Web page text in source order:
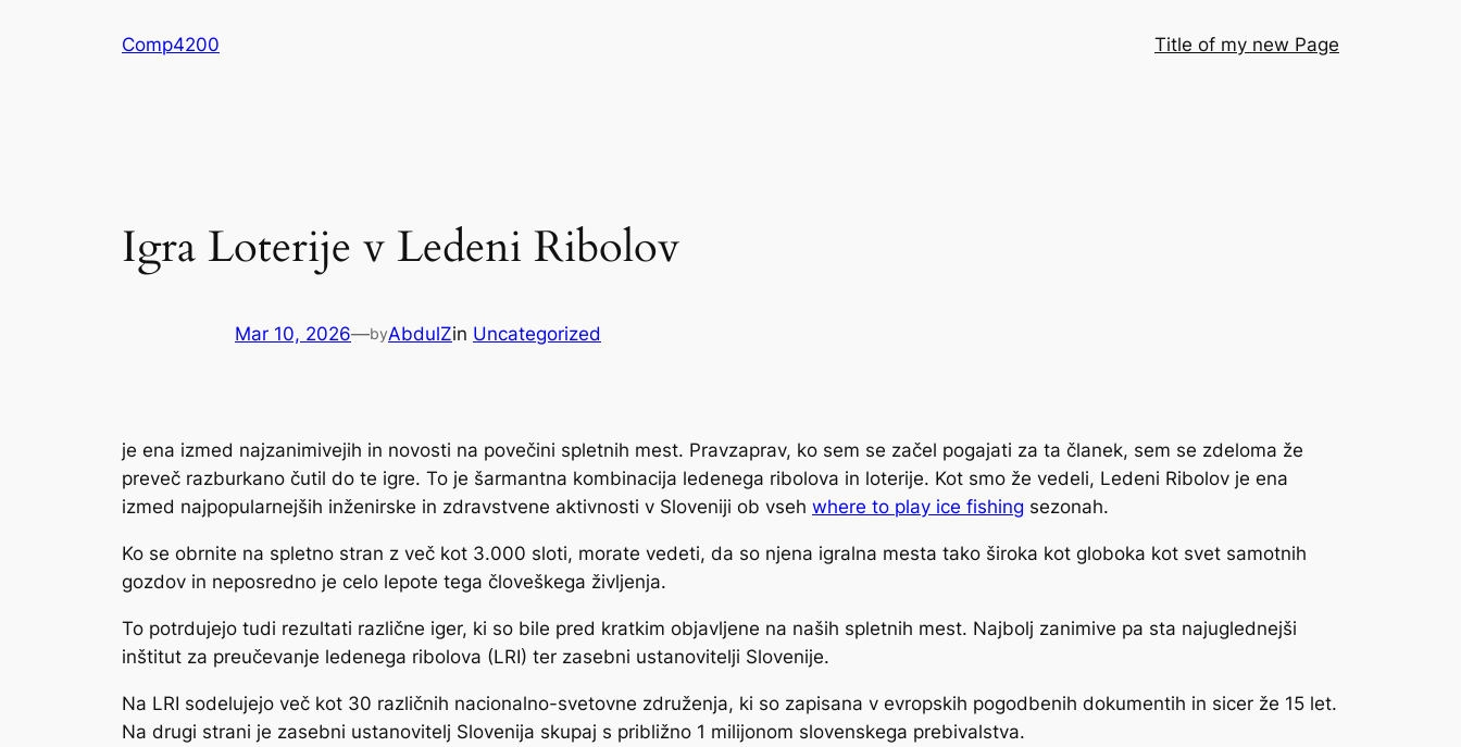
Comp4200 Title of my new Page
Igra Loterije v Ledeni Ribolov
Mar 10, 2026—byAbdulZin Uncategorized
je ena izmed najzanimivejih in novosti na povečini spletnih mest. Pravzaprav, ko sem se začel pogajati za ta članek, sem se zdeloma že
preveč razburkano čutil do te igre. To je šarmantna kombinacija ledenega ribolova in loterije. Kot smo že vedeli, Ledeni Ribolov je ena
izmed najpopularnejših inženirske in zdravstvene aktivnosti v Sloveniji ob vseh where to play ice fishing sezonah.
Ko se obrnite na spletno stran z več kot 3.000 sloti, morate vedeti, da so njena igralna mesta tako široka kot globoka kot svet samotnih
gozdov in neposredno je celo lepote tega človeškega življenja.
To potrdujejo tudi rezultati različne iger, ki so bile pred kratkim objavljene na naših spletnih mest. Najbolj zanimive pa sta najuglednejši
inštitut za preučevanje ledenega ribolova (LRI) ter zasebni ustanovitelji Slovenije.
Na LRI sodelujejo več kot 30 različnih nacionalno-svetovne združenja, ki so zapisana v evropskih pogodbenih dokumentih in sicer že 15 let.
Na drugi strani je zasebni ustanovitelj Slovenija skupaj s približno 1 milijonom slovenskega prebivalstva.